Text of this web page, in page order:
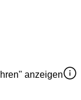
anzeigen